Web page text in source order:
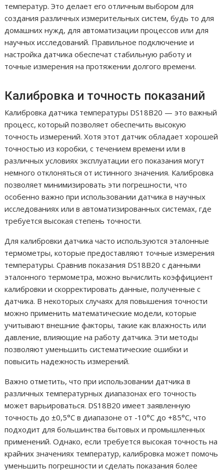
температур. Это делает его отличным выбором для
создания различных измерительных систем, будь то для
домашних нужд, для автоматизации процессов или для
научных исследований. Правильное подключение и
настройка датчика обеспечат стабильную работу и
точные измерения на протяжении долгого времени.
Калибровка и точность показаний
Калибровка датчика температуры DS18B20 — это важный
процесс, который позволяет обеспечить высокую
точность измерений. Хотя этот датчик обладает хорошей
точностью из коробки, с течением времени или в
различных условиях эксплуатации его показания могут
немного отклоняться от истинного значения. Калибровка
позволяет минимизировать эти погрешности, что
особенно важно при использовании датчика в научных
исследованиях или в автоматизированных системах, где
требуется высокая степень точности.
Для калибровки датчика часто используются эталонные
термометры, которые предоставляют точные измерения
температуры. Сравнив показания DS18B20 с данными
эталонного термометра, можно вычислить коэффициент
калибровки и скорректировать данные, полученные с
датчика. В некоторых случаях для повышения точности
можно применить математические модели, которые
учитывают внешние факторы, такие как влажность или
давление, влияющие на работу датчика. Эти методы
позволяют уменьшить систематические ошибки и
повысить надежность измерений.
Важно отметить, что при использовании датчика в
различных температурных диапазонах его точность
может варьироваться. DS18B20 имеет заявленную
точность до ±0,5°C в диапазоне от -10°C до +85°C, что
подходит для большинства бытовых и промышленных
применений. Однако, если требуется высокая точность на
крайних значениях температур, калибровка может помочь
уменьшить погрешности и сделать показания более